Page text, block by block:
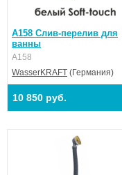
A158 Слив-перелив для
ванны
A158
WasserKRAFT (Германия)
10 850 руб.